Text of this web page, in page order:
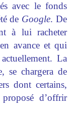
avec le fonds
de Google. De
à lui racheter
avance et qui
La
se chargera de
dont certains,
d’offrir